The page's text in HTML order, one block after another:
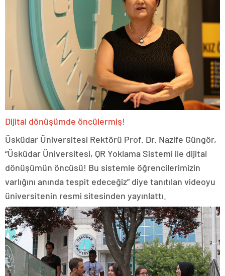
Dijital dönüşümde öncülermiş!
Üsküdar Üniversitesi Rektörü Prof. Dr. Nazife Güngör,
“Üsküdar Üniversitesi, QR Yoklama Sistemi ile dijital
dönüşümün öncüsü! Bu sistemle öğrencilerimizin
varlığını anında tespit edeceğiz” diye tanıtılan videoyu
üniversitenin resmi sitesinden yayınlattı.